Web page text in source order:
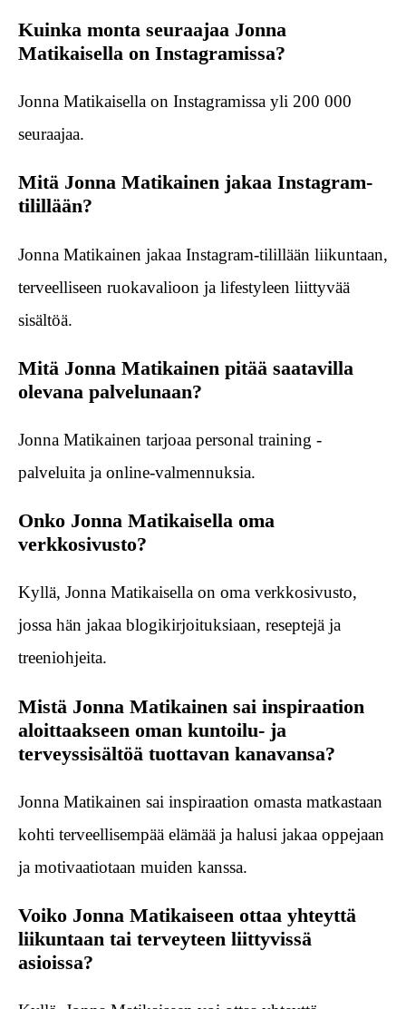
Kuinka monta seuraajaa Jonna
Matikaisella on Instagramissa?
Jonna Matikaisella on Instagramissa yli 200 000
seuraajaa.
Mitä Jonna Matikainen jakaa Instagram-
tilillään?
Jonna Matikainen jakaa Instagram-tilillään liikuntaan,
terveelliseen ruokavalioon ja lifestyleen liittyvää
sisältöä.
Mitä Jonna Matikainen pitää saatavilla
olevana palvelunaan?
Jonna Matikainen tarjoaa personal training -
palveluita ja online-valmennuksia.
Onko Jonna Matikaisella oma
verkkosivusto?
Kyllä, Jonna Matikaisella on oma verkkosivusto,
jossa hän jakaa blogikirjoituksiaan, reseptejä ja
treeniohjeita.
Mistä Jonna Matikainen sai inspiraation
aloittaakseen oman kuntoilu- ja
terveyssisältöä tuottavan kanavansa?
Jonna Matikainen sai inspiraation omasta matkastaan
kohti terveellisempää elämää ja halusi jakaa oppejaan
ja motivaatiotaan muiden kanssa.
Voiko Jonna Matikaiseen ottaa yhteyttä
liikuntaan tai terveyteen liittyvissä
asioissa?